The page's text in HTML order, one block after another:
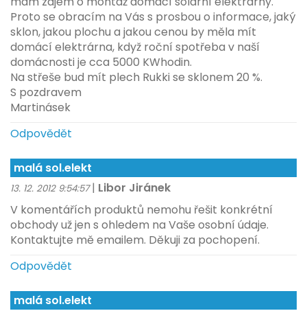
Proto se obracím na Vás s prosbou o informace, jaký
sklon, jakou plochu a jakou cenou by měla mít
domácí elektrárna, když roční spotřeba v naší
domácnosti je cca 5000 KWhodin.
Na střeše bud mít plech Rukki se sklonem 20 %.
S pozdravem
Martinásek
Odpovědět
malá sol.elekt
13. 12. 2012 9:54:57 | Libor Jiránek
V komentářích produktů nemohu řešit konkrétní
obchody už jen s ohledem na Vaše osobní údaje.
Kontaktujte mě emailem. Děkuji za pochopení.
Odpovědět
malá sol.elekt